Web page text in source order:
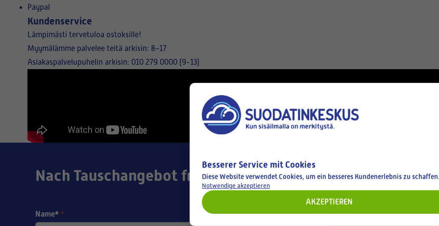
Paypal
Kundenservice
Lämpimästi tervetuloa ostoksille!
Myymälämme palvelee teitä arkisin: 8–17
Asiakaspalvelupuhelin arkisin: 010 279 0000 (9-13)
Nach Tauschangebot fragen
Name* *
Besserer Service mit Cookies
Diese Website verwendet Cookies, um ein besseres Kundenerlebnis zu schaffen.
Notwendige akzeptieren
AKZEPTIEREN